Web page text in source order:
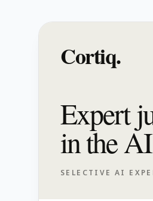
Cortiq.
Expert
in the
SELECTIVE AI